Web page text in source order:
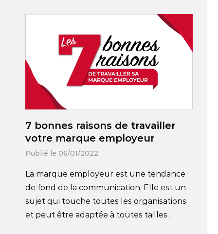
7 bonnes raisons de travailler
votre marque employeur
Publié le 06/01/2022
La marque employeur est une tendance
de fond de la communication. Elle est un
sujet qui touche toutes les organisations
et peut être adaptée à toutes tailles